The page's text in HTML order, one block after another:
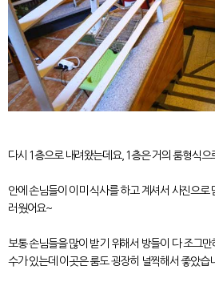
다시 1층으로 내려왔는데요, 1층은 거의 룸형식으
안에 손님들이 이미 식사를 하고 계셔서 사진으로
러웠어요~
보통 손님들을 많이 받기 위해서 방들이 다 조그
수가 있는데 이곳은 룸도 굉장히 널찍해서 좋았습